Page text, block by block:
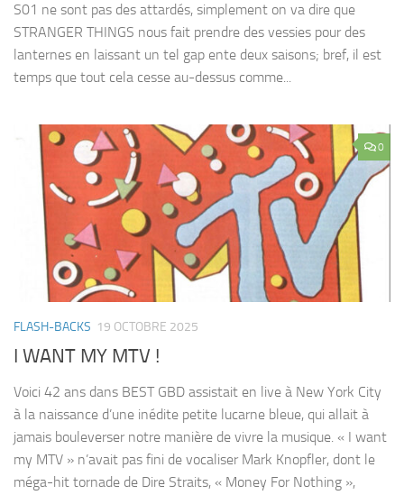
S01 ne sont pas des attardés, simplement on va dire que
STRANGER THINGS nous fait prendre des vessies pour des
lanternes en laissant un tel gap ente deux saisons; bref, il est
temps que tout cela cesse au-dessus comme...
0
FLASH-BACKS 19 OCTOBRE 2025
I WANT MY MTV !
Voici 42 ans dans BEST GBD assistait en live à New York City
à la naissance d’une inédite petite lucarne bleue, qui allait à
jamais bouleverser notre manière de vivre la musique. « I want
my MTV » n’avait pas fini de vocaliser Mark Knopfler, dont le
méga-hit tornade de Dire Straits, « Money For Nothing »,